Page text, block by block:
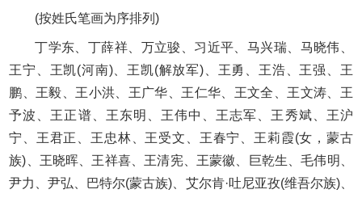
(按姓氏笔画为序排列)
丁学东、丁薛祥、万立骏、习近平、马兴瑞、马晓伟、
王宁、王凯(河南)、王凯(解放军)、王勇、王浩、王强、王
鹏、王毅、王小洪、王广华、王仁华、王文全、王文涛、王
予波、王正谱、王东明、王伟中、王志军、王秀斌、王沪
宁、王君正、王忠林、王受文、王春宁、王莉霞(女，蒙古
族)、王晓晖、王祥喜、王清宪、王蒙徽、巨乾生、毛伟明、
尹力、尹弘、巴特尔(蒙古族)、艾尔肯·吐尼亚孜(维吾尔族)、